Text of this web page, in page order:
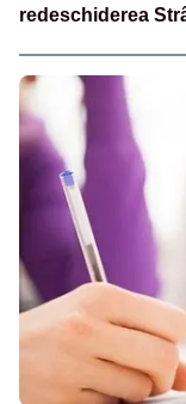
redeschiderea